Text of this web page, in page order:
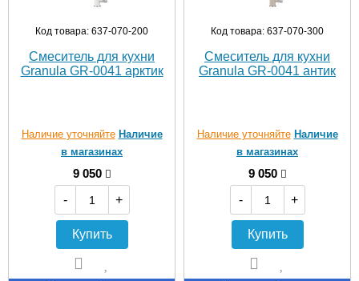
Код товара: 637-070-200
Смеситель для кухни
Granula GR-0041 арктик
Наличие уточняйте Наличие
в магазинах
9 050
-
+
Купить
Код товара: 637-070-300
Смеситель для кухни
Granula GR-0041 антик
Наличие уточняйте Наличие
в магазинах
9 050
-
+
Купить